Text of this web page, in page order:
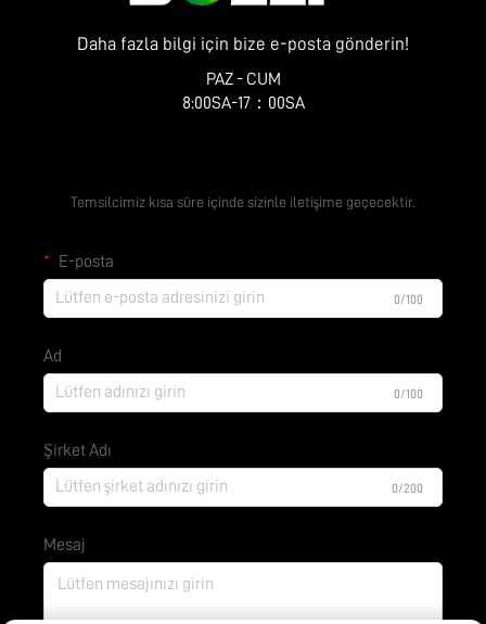
Daha fazla bilgi için bize e-posta gönderin!
PAZ - CUM
8:00SA-17：00SA
Temsilcimiz kısa süre içinde sizinle iletişime geçecektir.
E-posta
0/100
Ad
0/100
Şirket Adı
0/200
Mesaj